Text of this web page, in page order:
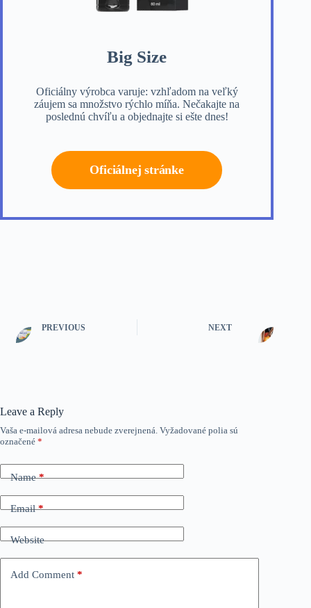
Big Size
Oficiálny výrobca varuje: vzhľadom na veľký
záujem sa množstvo rýchlo míňa. Nečakajte na
poslednú chvíľu a objednajte si ešte dnes!
Oficiálnej stránke
PREVIOUS NEXT
Leave a Reply
Vaša e-mailová adresa nebude zverejnená. Vyžadované polia sú
označené *
Name*
Email*
Website
Add Comment *